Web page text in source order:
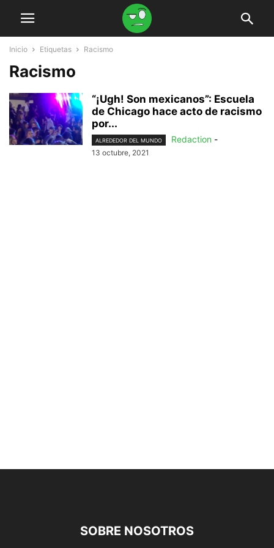
Inicio Etiquetas Racismo
Racismo
“¡Ugh! Son mexicanos”: Escuela
de Chicago hace acto de racismo
por...
ALREDEDOR DEL MUNDO Redaction -
13 octubre, 2021
SOBRE NOSOTROS